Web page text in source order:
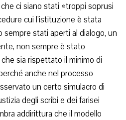
ci siano stati «troppi soprusi
cui l’istituzione è stata
sempre stati aperti al dialogo, un
non sempre è stato
sia rispettato il minimo di
anche nel processo
un certo simulacro di
degli scribi e dei farisei
addirittura che il modello